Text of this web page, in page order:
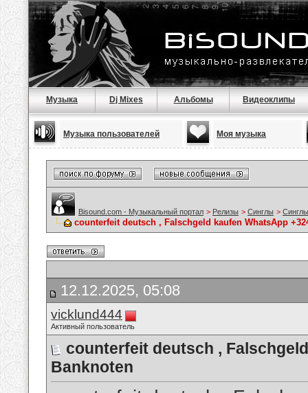
Музыка Dj Mixes Альбомы Видеоклипы
Музыка пользователей Моя музыка
Bisound.com - Музыкальный портал > Релизы > Синглы >
counterfeit deutsch , Falschgeld kaufen WhatsApp
12.12.2025, 05:08
vicklund444
Активный пользователь
counterfeit deutsch ,
Banknoten